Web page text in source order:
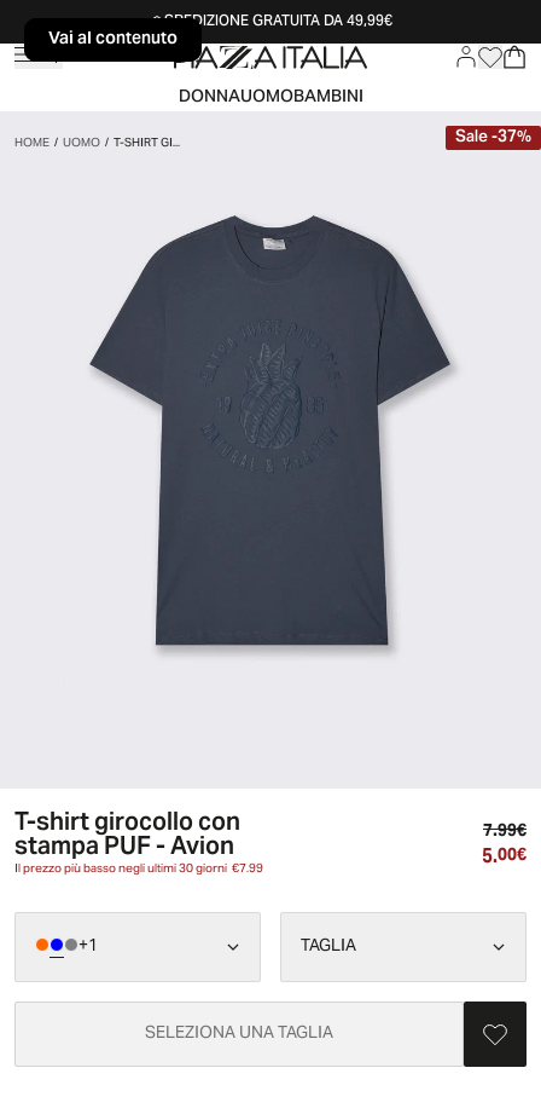
Vai al contenutoSPEDIZIONE GRATUITA DA 49,99€
DONNAUOMOBAMBINI
HOME/UOMO/T-SHIRT GI... Sale-37%
T-shirt girocollo con
stampa PUF - Avion
Il prezzo più basso negli ultimi 30 giorni€7.99
7.99€
5.00€
+1 TAGLIA
SELEZIONA UNA TAGLIA
Vai al contenuto